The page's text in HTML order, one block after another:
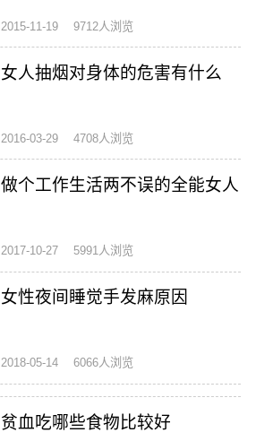
2015-11-19 9712人浏览
女人抽烟对身体的危害有什么
2016-03-29 4708人浏览
做个工作生活两不误的全能女人
2017-10-27 5991人浏览
女性夜间睡觉手发麻原因
2018-05-14 6066人浏览
贫血吃哪些食物比较好